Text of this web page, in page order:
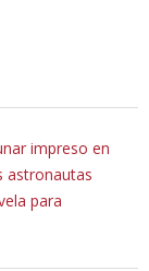
impreso en
astronautas
para